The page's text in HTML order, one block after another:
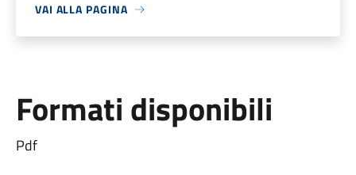
VAI ALLA PAGINA
Formati disponibili
Pdf